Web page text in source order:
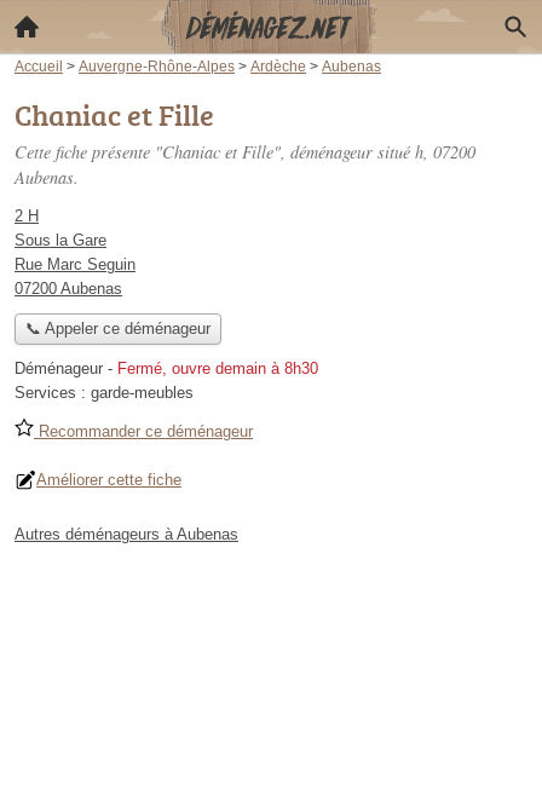
Accueil > Auvergne-Rhône-Alpes > Ardèche > Aubenas
Chaniac et Fille
Cette fiche présente "Chaniac et Fille", déménageur situé h, 07200
Aubenas.
2 H
Sous la Gare
Rue Marc Seguin
07200 Aubenas
📞 Appeler ce déménageur
Déménageur - Fermé, ouvre demain à 8h30
Services : garde-meubles
Recommander ce déménageur
Améliorer cette fiche
Autres déménageurs à Aubenas